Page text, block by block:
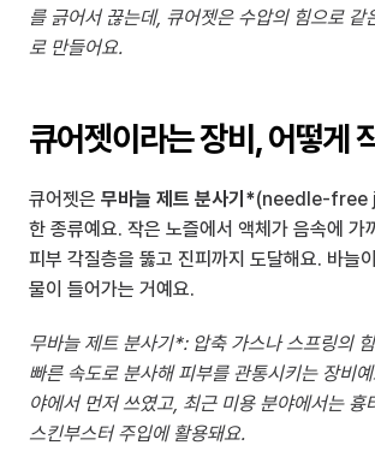
를 긁어서 끊는데, 큐어젯은 수압의 힘으로 같
로 만들어요.
큐어젯이라는 장비, 어떻게
큐어젯은 무바늘 제트 분사기*(needle-free
한 종류예요. 작은 노즐에서 액체가 음속에 가
피부 각질층을 뚫고 진피까지 도달해요. 바늘
물이 들어가는 거예요.
무바늘 제트 분사기*: 압축 가스나 스프링의
빠른 속도로 분사해 피부를 관통시키는 장비
야에서 먼저 쓰였고, 최근 미용 분야에서는 흉
스킨부스터 주입에 활용돼요.